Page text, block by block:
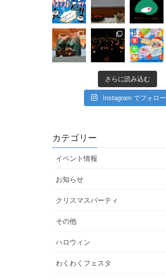
さらに読み込む
Instagram でフォロー
カテゴリー
イベント情報
お知らせ
クリスマスパーティ
その他
ハロウィン
わくわくフェスタ